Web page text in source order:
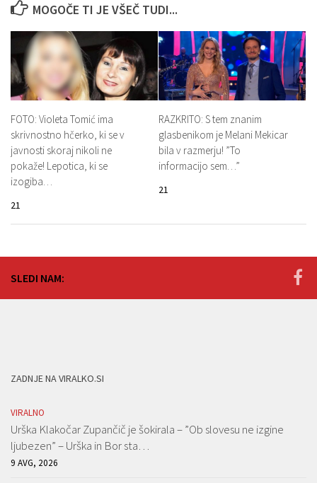
MOGOČE TI JE VŠEČ TUDI...
FOTO: Violeta Tomić ima
skrivnostno hčerko, ki se v
javnosti skoraj nikoli ne
pokaže! Lepotica, ki se
izogiba…
21
RAZKRITO: S tem znanim
glasbenikom je Melani Mekicar
bila v razmerju! ”To
informacijo sem…”
21
SLEDI NAM:
ZADNJE NA VIRALKO.SI
VIRALNO
Urška Klakočar Zupančič je šokirala – ”Ob slovesu ne izgine
ljubezen” – Urška in Bor sta…
9 AVG, 2026